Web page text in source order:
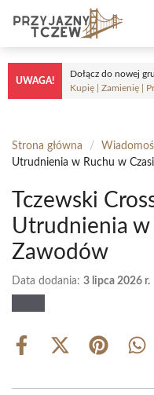
treści
UWAGA!
Dołącz do nowej
Kupię | Zamienię |
Strona główna /
Utrudnienia w Ruchu w
Tczewski
Utrudnienia w
Zawodów
Data dodania: 3 lipca 2026 r.
Share
Share
(Twitter)
Share